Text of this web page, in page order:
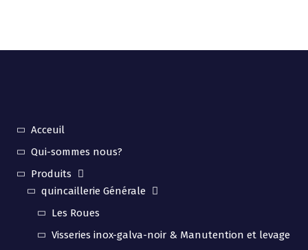
Acceuil
Qui-sommes nous?
Produits
quincaillerie Générale
Les Roues
Visseries inox-galva-noir & Manutention et levage